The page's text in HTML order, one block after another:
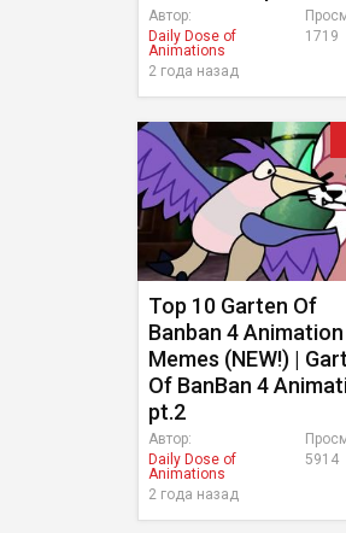
1719
Автор:
Daily Dose of
Animations
2 года назад
Top 10 Garten Of
Banban 4 Animation
Memes (NEW!) |
Of BanBan 4
pt.2
5914
Автор:
Daily Dose of
Animations
2 года назад